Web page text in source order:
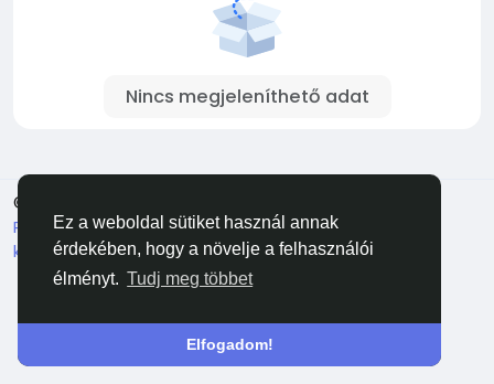
Ez a weboldal sütiket használ annak
érdekében, hogy a növelje a felhasználói
élményt. Tudj meg többet
Elfogadom!
Nincs megjeleníthető adat
© 2026 Facehun
Rólunk Felhasználói feltételek Adatvédelem
kapcsolatba velünk Könyvtár